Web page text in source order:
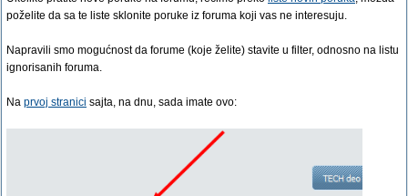
poželite da sa te liste sklonite poruke iz foruma koji vas ne interesuju.
Napravili smo mogućnost da forume (koje želite) stavite u filter, odnosno na listu
ignorisanih foruma.
Na prvoj stranici sajta, na dnu, sada imate ovo: